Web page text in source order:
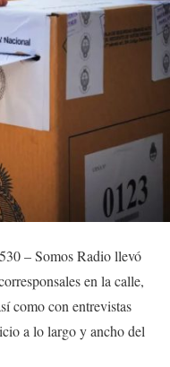
– Somos Radio llevó
en la calle,
como con entrevistas
a lo largo y ancho del